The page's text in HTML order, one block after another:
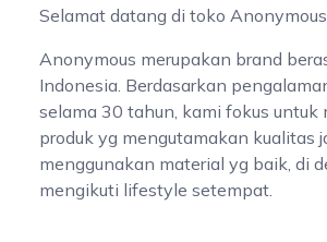
Selamat datang di toko
Anonymous merupakan brand
Indonesia. Berdasarkan
selama 30 tahun, kami fokus untuk
produk yg mengutamakan kualitas
menggunakan material yg baik, di
mengikuti lifestyle setempat.